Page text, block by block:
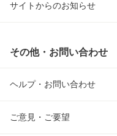
サイトからのお知らせ
その他・お問い合わせ
ヘルプ・お問い合わせ
ご意見・ご要望